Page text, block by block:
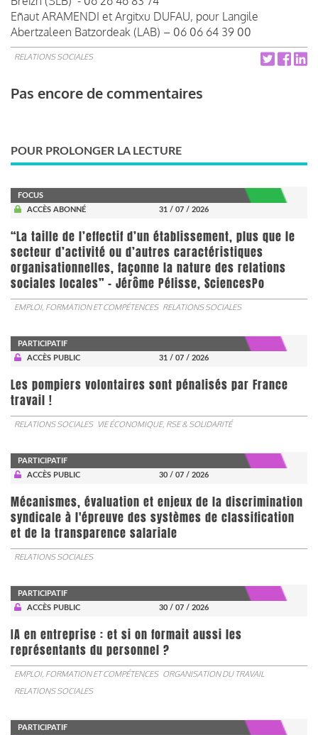
Eñaut ARAMENDI et Argitxu DUFAU, pour Langile
Abertzaleen Batzordeak (LAB) – 06 06 64 39 00
RELATIONS SOCIALES
Pas encore de commentaires
POUR PROLONGER LA LECTURE
FOCUS
ACCÈS ABONNÉ
31 / 07 / 2026
“La taille de l’effectif d’un établissement, plus que le
secteur d’activité ou d’autres caractéristiques
organisationnelles, façonne la nature des relations
sociales locales” - Jérôme Pélisse, SciencesPo
EMPLOI, FORMATION ET COMPÉTENCES RELATIONS SOCIALES
PARTICIPATIF
ACCÈS PUBLIC
31 / 07 / 2026
Les pompiers volontaires sont pénalisés par France
travail !
RELATIONS SOCIALES VIE ÉCONOMIQUE, RSE & SOLIDARITÉ
PARTICIPATIF
ACCÈS PUBLIC
30 / 07 / 2026
Mécanismes, évaluation et enjeux de la discrimination
syndicale à l'épreuve des systèmes de classification
et de la transparence salariale
RELATIONS SOCIALES
PARTICIPATIF
ACCÈS PUBLIC
30 / 07 / 2026
IA en entreprise : et si on formait aussi les
représentants du personnel ?
EMPLOI, FORMATION ET COMPÉTENCES ORGANISATION DU TRAVAIL
RELATIONS SOCIALES
PARTICIPATIF